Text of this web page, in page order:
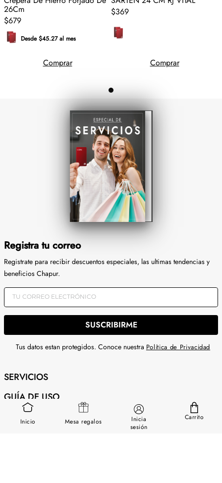
Inicio Mesa regalos
Inicia
sesión
Carrito
26Cm
$679
Desde $45.27 al mes
Comprar
$369
Comprar
Registra tu correo
Registrate para recibir descuentos especiales, las ultimas tendencias y
beneficios Chapur.
SUSCRIBIRME
Tus datos estan protegidos. Conoce nuestra Política de Privacidad
SERVICIOS
GUÍA DE USO
SOBRE NOSOTROS